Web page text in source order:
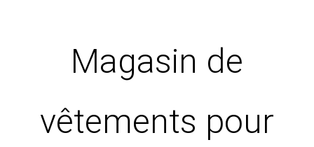
Magasin de
vêtements pour